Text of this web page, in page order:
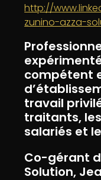
http://
zunino-azza-
compétent
travail
traitants,
salariés et
Co-gérant
Solution,